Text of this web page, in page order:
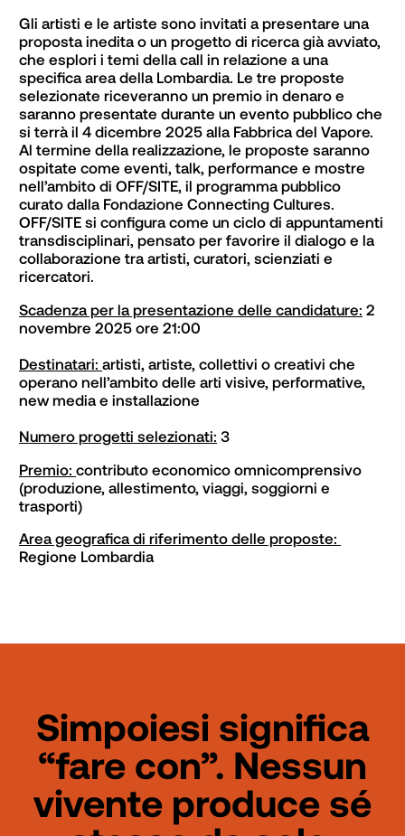
Gli artisti e le artiste sono invitati a presentare una
proposta inedita o un progetto di ricerca già avviato,
che esplori i temi della call in relazione a una
specifica area della Lombardia. Le tre proposte
selezionate riceveranno un premio in denaro e
saranno presentate durante un evento pubblico che
si terrà il 4 dicembre 2025 alla Fabbrica del Vapore.
Al termine della realizzazione, le proposte saranno
ospitate come eventi, talk, performance e mostre
nell’ambito di OFF/SITE, il programma pubblico
curato dalla Fondazione Connecting Cultures.
OFF/SITE si configura come un ciclo di appuntamenti
transdisciplinari, pensato per favorire il dialogo e la
collaborazione tra artisti, curatori, scienziati e
ricercatori.
Scadenza per la presentazione delle candidature: 2
novembre 2025 ore 21:00
Destinatari: artisti, artiste, collettivi o creativi che
operano nell’ambito delle arti visive, performative,
new media e installazione
Numero progetti selezionati: 3
Premio: contributo economico omnicomprensivo
(produzione, allestimento, viaggi, soggiorni e
trasporti)
Regione Lombardia
Simpoiesi significa
“fare con”. Nessun
vivente produce sé